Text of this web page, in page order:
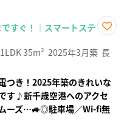
すぐ！｜スマートステ
に入
り登
1LDK35m² 2025年3月築 長
つき！2025年築のきれいな
す♪新千歳空港へのアクセ
ーズ…🚙◎駐車場／Wi-fi無